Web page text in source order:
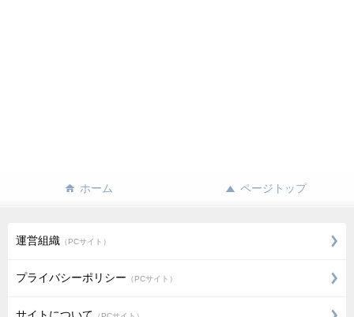
ホーム ページトップ
運営組織 （PCサイト）
プライバシーポリシー （PCサイト）